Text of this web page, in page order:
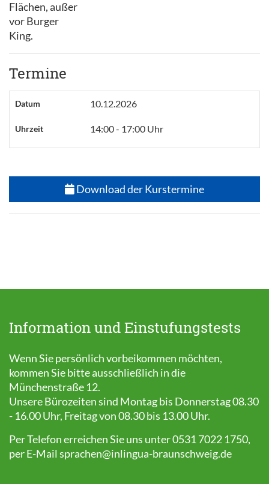
Flächen, außer
vor Burger
King.
Termine
Datum 10.12.2026
Uhrzeit 14:00 - 17:00 Uhr
Download der Kurstermine
Information und Einstufungstests
Wenn Sie persönlich vorbeikommen möchten,
kommen Sie bitte ausschließlich in die
Münchenstraße 12.
Unsere Bürozeiten sind Montag bis Donnerstag 08.30
- 16.00 Uhr, Freitag von 08.30 bis 13.00 Uhr.
Per Telefon erreichen Sie uns unter 0531 7022 1750,
per E-Mail sprachen@inlingua-braunschweig.de